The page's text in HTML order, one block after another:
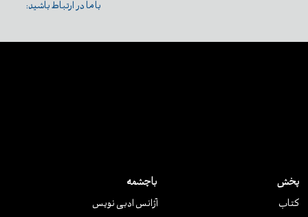
با ما در ارتباط باشید:
پخش
کتاب
باچشمه
آژانس ادبی نویس